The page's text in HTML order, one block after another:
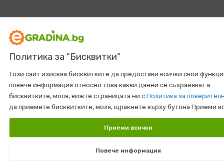
Политика за "Бисквитки"
Този сайт изисква бисквитките да предостави всички свои
повече информация относно това какви данни се съхраняват в
бисквитките, моля, вижте страницата ни с Политика за
да приемете бисквитките, моля, щракнете върху бутона Приеми
Приеми всички
Повече информация